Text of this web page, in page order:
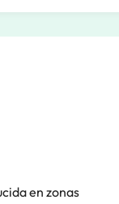
en zonas